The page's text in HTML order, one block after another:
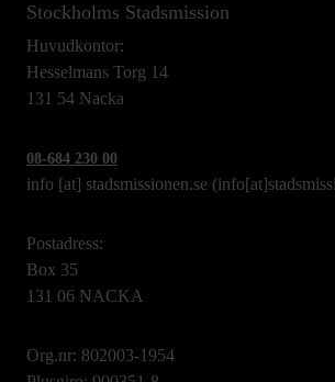
Stockholms Stadsmission
Huvudkontor:
Hesselmans Torg 14
131 54 Nacka
08-684 230 00
info [at] stadsmissionen.se
Postadress:
Box 35
131 06 NACKA
Org.nr: 802003-1954